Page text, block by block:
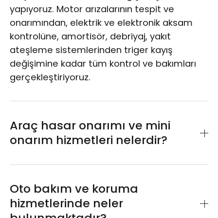
yapıyoruz. Motor arızalarının tespit ve
onarımından, elektrik ve elektronik aksam
kontrolüne, amortisör, debriyaj, yakıt
ateşleme sistemlerinden triger kayış
değişimine kadar tüm kontrol ve bakımları
gerçekleştiriyoruz.
Araç hasar onarımı ve mini
onarım hizmetleri nelerdir?
ile aracınızın değerini artıracak şekilde
onarıyoruz. Türkiye’deki en çok kullanılan
sigorta firmaları ile yaptığımız anlaşmalar
Oto bakım ve koruma
hizmetlerinde neler